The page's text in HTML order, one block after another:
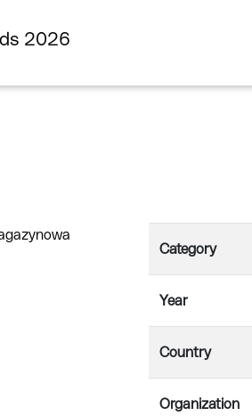
2026
Category
Year
Country
Organization